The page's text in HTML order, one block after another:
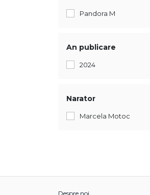
Pandora M
An publicare
2024
Narator
Marcela Motoc
Despre noi